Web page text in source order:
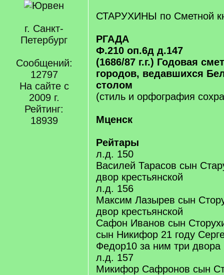
г. Санкт-
Петербург
Сообщений:
12797
На сайте с
2009 г.
Рейтинг:
18939
СТАРУХИНЫ по Сметной
РГАДА
Ф.210 оп.6д д.147
(1686/87 г.г.) Годовая
городов, ведавшихся
столом
(стиль и орфография
Мценск
Рейтары
л.д. 150
Василей Тарасов сын
двор крестьянской
л.д. 156
Максим Лазырев сын
двор крестьянской
Сафон Иванов сын
сын Никифор 21 году
Федор10 за ним три двора
л.д. 157
Микифор Сафронов сын